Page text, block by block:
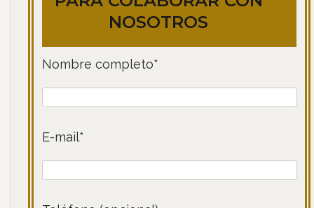
NOSOTROS
Nombre completo*
E-mail*